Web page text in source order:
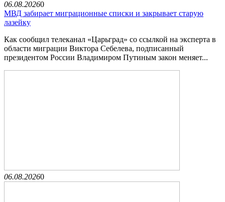
06.08.20260
МВД забирает миграционные списки и закрывает старую
лазейку
Как сообщил телеканал «Царьград» со ссылкой на эксперта в
области миграции Виктора Себелева, подписанный
президентом России Владимиром Путиным закон меняет...
06.08.20260